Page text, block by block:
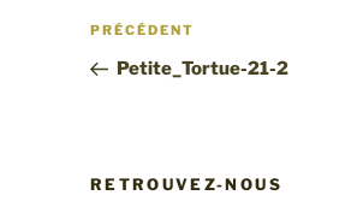
Navigation
l’article
Article
précédent
PRÉCÉDENT
Petite_Tortue-21-2
RETROUVEZ-NOUS